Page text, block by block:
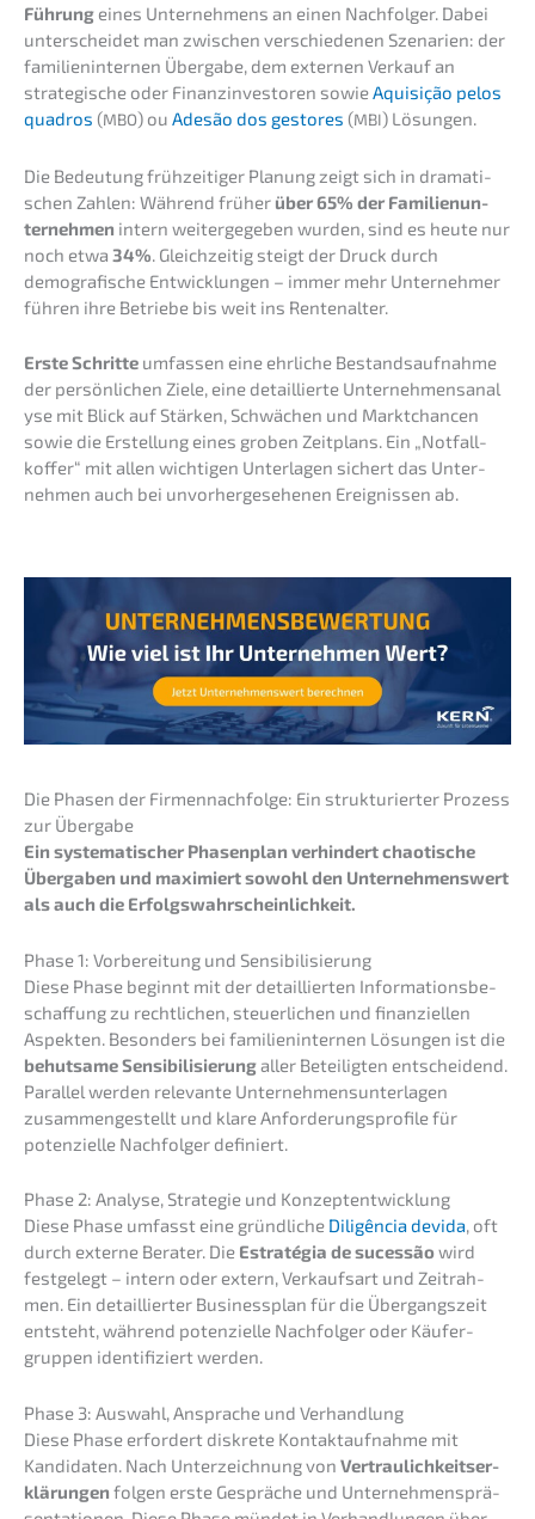
Führung eines Unter­neh­mens an einen Nachfol­ger. Dabei
unter­schei­det man zwischen verschie­de­nen Szena­ri­en: der
famili­en­in­ter­nen Überga­be, dem exter­nen Verkauf an
strate­gi­sche oder Finanz­in­ves­to­ren sowieAquisi­ção pelos
quadros (MBO) ou Adesão dos gesto­res (MBI) Lösungen.
Die Bedeu­tung frühzei­ti­ger Planung zeigt sich in drama­ti­
schen Zahlen: Während früher über 65% der Famili­en­un­
ter­neh­men intern weiter­ge­ge­ben wurden, sind es heute nur
noch etwa 34%. Gleich­zei­tig steigt der Druck durch
demogra­fi­sche Entwick­lun­gen – immer mehr Unter­neh­mer
führen ihre Betrie­be bis weit ins Rentenalter.
Erste Schrit­te umfas­sen eine ehrli­che Bestands­auf­nah­me
der persön­li­chen Ziele, eine detail­lier­te Unter­neh­mens­ana­l
y­se mit Blick auf Stärken, Schwä­chen und Markt­chan­cen
sowie die Erstel­lung eines groben Zeitplans. Ein „Notfall­
kof­fer“ mit allen wichti­gen Unter­la­gen sichert das Unter­
neh­men auch bei unvor­her­ge­se­he­nen Ereig­nis­sen ab.
Die Phasen der Firmen­nach­fol­ge: Ein struk­tu­rier­ter Prozess
zur Übergabe
Ein syste­ma­ti­scher Phasen­plan verhin­dert chaoti­sche
Überga­ben und maximiert sowohl den Unter­neh­mens­wert
als auch die Erfolgswahrscheinlichkeit.
Phase 1: Vorbe­rei­tung und Sensibilisierung
Diese Phase beginnt mit der detail­lier­ten Infor­ma­ti­ons­be­
schaf­fung zu recht­li­chen, steuer­li­chen und finan­zi­el­len
Aspek­ten. Beson­ders bei famili­en­in­ter­nen Lösun­gen ist die
behut­sa­me Sensi­bi­li­sie­rungaller Betei­lig­ten entschei­dend.
Paral­lel werden relevan­te Unter­neh­mens­un­ter­la­gen
zusam­men­ge­stellt und klare Anfor­de­rungs­pro­fi­le für
poten­zi­el­le Nachfol­ger definiert.
Phase 2: Analy­se, Strate­gie und Konzeptentwicklung
Diese Phase umfasst eine gründ­li­che Diligên­cia devida, oft
durch exter­ne Berater. Die Estra­té­gia de suces­sãowird
festge­legt – intern oder extern, Verkaufs­art und Zeitrah­
men. Ein detail­lier­ter Business­plan für die Übergangs­zeit
entsteht, während poten­zi­el­le Nachfol­ger oder Käufer­
grup­pen identi­fi­ziert werden.
Phase 3: Auswahl, Anspra­che und Verhandlung
Diese Phase erfor­dert diskre­te Kontakt­auf­nah­me mit
Kandi­da­ten. Nach Unter­zeich­nung von Vertrau­lich­keits­er­
klä­run­gen folgen erste Gesprä­che und Unter­neh­mens­prä­